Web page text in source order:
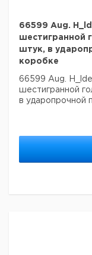
66599 Aug.
шестигранной
штук, в
коробке
66599 Aug.
шестигранной
в ударопрочной